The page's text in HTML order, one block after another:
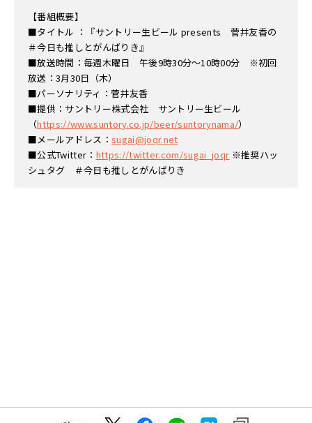
【番組概要】
■タイトル ：『サントリー生ビール presents 菅井友香の
＃今日も推しとがんばりき』
■放送時間：毎週木曜日 午後9時30分～10時00分 ※初回
放送：3月30日（木）
■パーソナリティ：菅井友香
■提供：サントリー株式会社 サントリー生ビール
（https://www.suntory.co.jp/beer/suntorynama/）
■メールアドレス： sugai@joqr.net
■公式Twitter： https://twitter.com/sugai_joqr ※推奨ハッ
シュタグ ＃今日も推しとがんばりき